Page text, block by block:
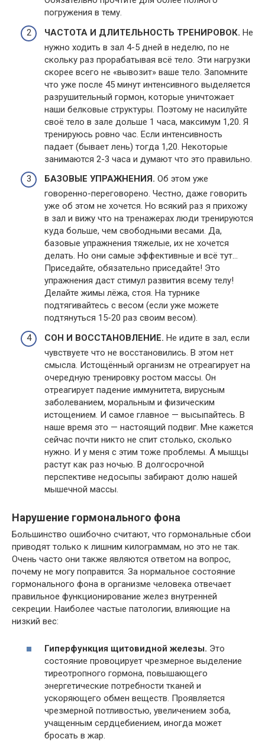
погружения в тему.
ЧАСТОТА И ДЛИТЕЛЬНОСТЬ ТРЕНИРОВОК. Не
нужно ходить в зал 4-5 дней в неделю, по не
скольку раз прорабатывая всё тело. Эти нагрузки
скорее всего не «вывозит» ваше тело. Запомните
что уже после 45 минут интенсивного выделяется
разрушительный гормон, которые уничтожает
наши белковые структуры. Поэтому не насилуйте
своё тело в зале дольше 1 часа, максимум 1,20. Я
тренируюсь ровно час. Если интенсивность
падает (бывает лень) тогда 1,20. Некоторые
занимаются 2-3 часа и думают что это правильно.
БАЗОВЫЕ УПРАЖНЕНИЯ. Об этом уже
говоренно-переговорено. Честно, даже говорить
уже об этом не хочется. Но всякий раз я прихожу
в зал и вижу что на тренажерах люди тренируются
куда больше, чем свободными весами. Да,
базовые упражнения тяжелые, их не хочется
делать. Но они самые эффективные и всё тут…
Приседайте, обязательно приседайте! Это
упражнения даст стимул развития всему телу!
Делайте жимы лёжа, стоя. На турнике
подтягивайтесь с весом (если уже можете
подтянуться 15-20 раз своим весом).
СОН И ВОССТАНОВЛЕНИЕ. Не идите в зал, если
чувствуете что не восстановились. В этом нет
смысла. Истощённый организм не отреагирует на
очередную тренировку ростом массы. Он
отреагирует падение иммунитета, вирусным
заболеванием, моральным и физическим
истощением. И самое главное — высыпайтесь. В
наше время это — настоящий подвиг. Мне кажется
сейчас почти никто не спит столько, сколько
нужно. И у меня с этим тоже проблемы. А мышцы
растут как раз ночью. В долгосрочной
перспективе недосыпы забирают долю нашей
мышечной массы.
Нарушение гормонального фона
Большинство ошибочно считают, что гормональные сбои
приводят только к лишним килограммам, но это не так.
Очень часто они также являются ответом на вопрос,
почему не могу поправится. За нормальное состояние
гормонального фона в организме человека отвечает
правильное функционирование желез внутренней
секреции. Наиболее частые патологии, влияющие на
низкий вес:
Гиперфункция щитовидной железы. Это
состояние провоцирует чрезмерное выделение
тиреотропного гормона, повышающего
энергетические потребности тканей и
ускоряющего обмен веществ. Проявляется
чрезмерной потливостью, увеличением зоба,
учащенным сердцебиением, иногда может
бросать в жар.